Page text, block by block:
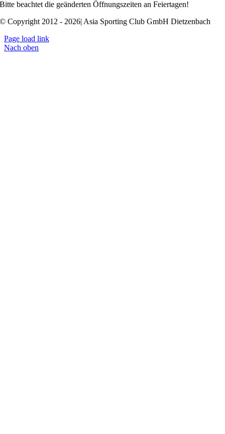
Bitte beachtet die geänderten Öffnungszeiten an Feiertagen!
© Copyright 2012 - 2026| Asia Sporting Club GmbH Dietzenbach
Page load link
Nach oben